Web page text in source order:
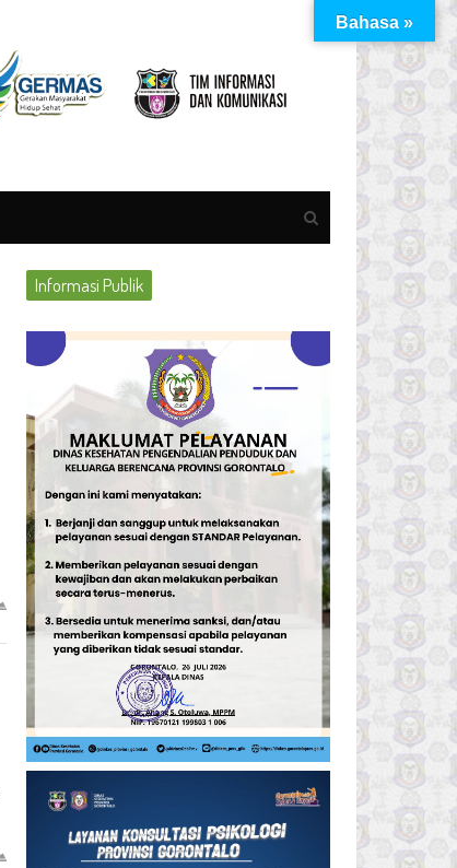
Open
search
panel
Informasi Publik
Bahasa »